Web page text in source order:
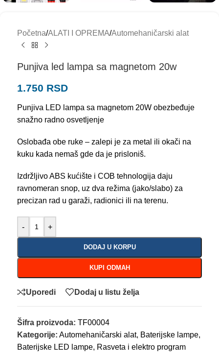
Početna/ALATI I OPREMA/Automehaničarski alat
Punjiva led lampa sa magnetom 20w
1.750 RSD
Punjiva LED lampa sa magnetom 20W obezbeđuje
snažno radno osvetljenje
Oslobađa obe ruke – zalepi je za metal ili okači na
kuku kada nemaš gde da je prisloniš.
Izdržljivo ABS kućište i COB tehnologija daju
ravnomeran snop, uz dva režima (jako/slabo) za
precizan rad u garaži, radionici ili na terenu.
- +
DODAJ U KORPU
KUPI ODMAH
Uporedi Dodaj u listu želja
Šifra proizvoda: TF00004
Kategorije: Automehaničarski alat, Baterijske lampe,
Baterijske LED lampe, Rasveta i elektro program